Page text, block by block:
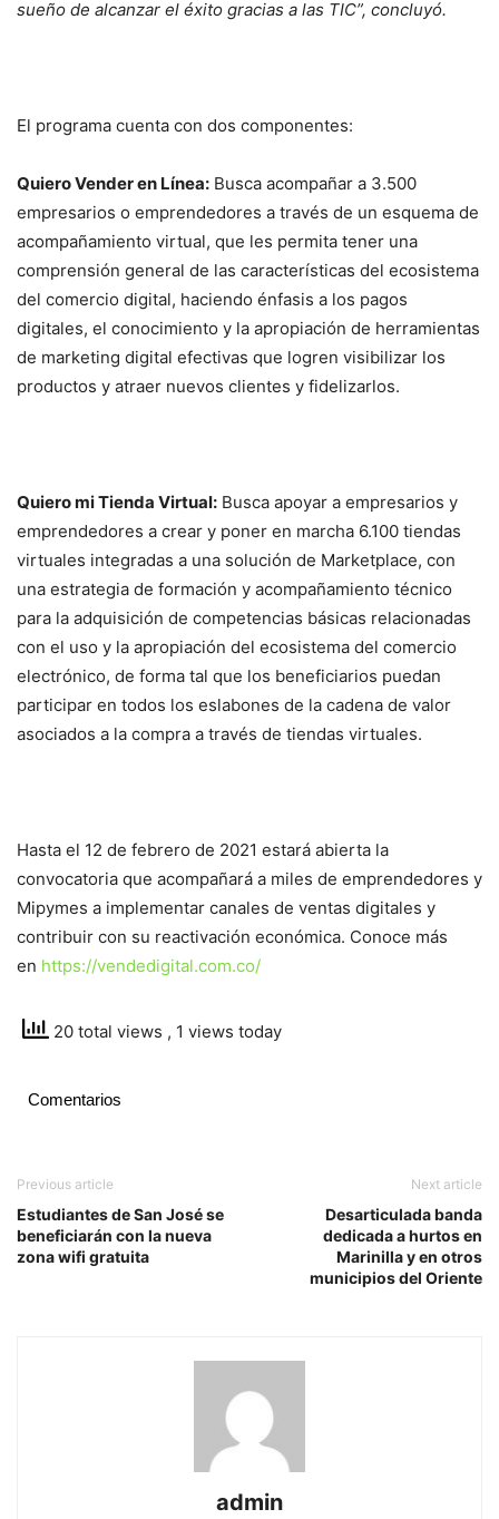
sueño de alcanzar el éxito gracias a las TIC”, concluyó.
El programa cuenta con dos componentes:
Quiero Vender en Línea: Busca acompañar a 3.500
empresarios o emprendedores a través de un esquema de
acompañamiento virtual, que les permita tener una
comprensión general de las características del ecosistema
del comercio digital, haciendo énfasis a los pagos
digitales, el conocimiento y la apropiación de herramientas
de marketing digital efectivas que logren visibilizar los
productos y atraer nuevos clientes y fidelizarlos.
Quiero mi Tienda Virtual: Busca apoyar a empresarios y
emprendedores a crear y poner en marcha 6.100 tiendas
virtuales integradas a una solución de Marketplace, con
una estrategia de formación y acompañamiento técnico
para la adquisición de competencias básicas relacionadas
con el uso y la apropiación del ecosistema del comercio
electrónico, de forma tal que los beneficiarios puedan
participar en todos los eslabones de la cadena de valor
asociados a la compra a través de tiendas virtuales.
Hasta el 12 de febrero de 2021 estará abierta la
convocatoria que acompañará a miles de emprendedores y
Mipymes a implementar canales de ventas digitales y
contribuir con su reactivación económica. Conoce más
en https://vendedigital.com.co/
20 total views , 1 views today
Comentarios
Previous article
Estudiantes de San José se
beneficiarán con la nueva
zona wifi gratuita
Next article
Desarticulada banda
dedicada a hurtos en
Marinilla y en otros
municipios del Oriente
admin